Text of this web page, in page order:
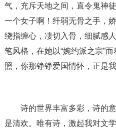
气，充斥天地之间，直令鬼神徒
一个女子啊！纤弱无骨之手，
绕指缠心，凄切入骨，细腻感
笔风格，在她以“婉约派之宗”
照，你那铮铮爱国情怀，正是
诗的世界丰富多彩，诗的意
是清欢。唯有诗，激起我对文